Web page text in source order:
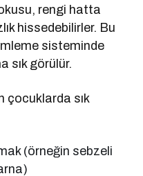
rengi hatta
hissedebilirler. Bu
sisteminde
sık görülür.
çocuklarda sık
(örneğin sebzeli